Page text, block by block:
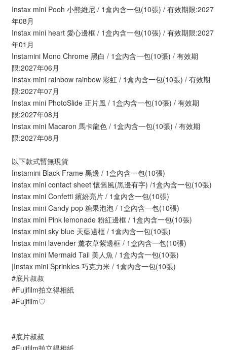
Instax mini Pooh 小熊維尼 / 1盒內含一包(10張) / 有效期限:2027
年08月
Instax mini heart 愛心邊框 / 1盒內含一包(10張) / 有效期限:2027
年01月
Instamini Mono Chrome 黑白 / 1盒內含一包(10張) / 有效期
限:2027年06月
Instax mini rainbow rainbow 彩虹 / 1盒內含一包(10張) / 有效期
限:2027年07月
Instax mini PhotoSlide 正片風 / 1盒內含一包(10張) / 有效期
限:2027年08月
Instax mini Macaron 馬卡龍色 / 1盒內含一包(10張) / 有效期
限:2027年08月
以下款式暫無現貨
Instamini Black Frame 黑邊 / 1盒內含一包(10張)
Instax mini contact sheet 懷舊風(黑邊有字) /1盒內含一包(10張)
Instax mini Confetti 繽紛亮片 / 1盒內含一包(10張)
Instax mini Candy pop 糖果泡泡 / 1盒內含一包(10張)
Instax mini Pink lemonade 粉紅邊框 / 1盒內含一包(10張)
Instax mini sky blue 天藍邊框 / 1盒內含一包(10張)
Instax mini lavender 薰衣草紫邊框 / 1盒內含一包(10張)
Instax mini Mermaid Tail 美人魚 / 1盒內含一包(10張)
|Instax mini Sprinkles 巧克力米 / 1盒內含一包(10張)
#底片叔叔
#Fujifilm拍立得相紙
#Fujifilm♡
#底片叔叔
#Fujifilm拍立得相紙